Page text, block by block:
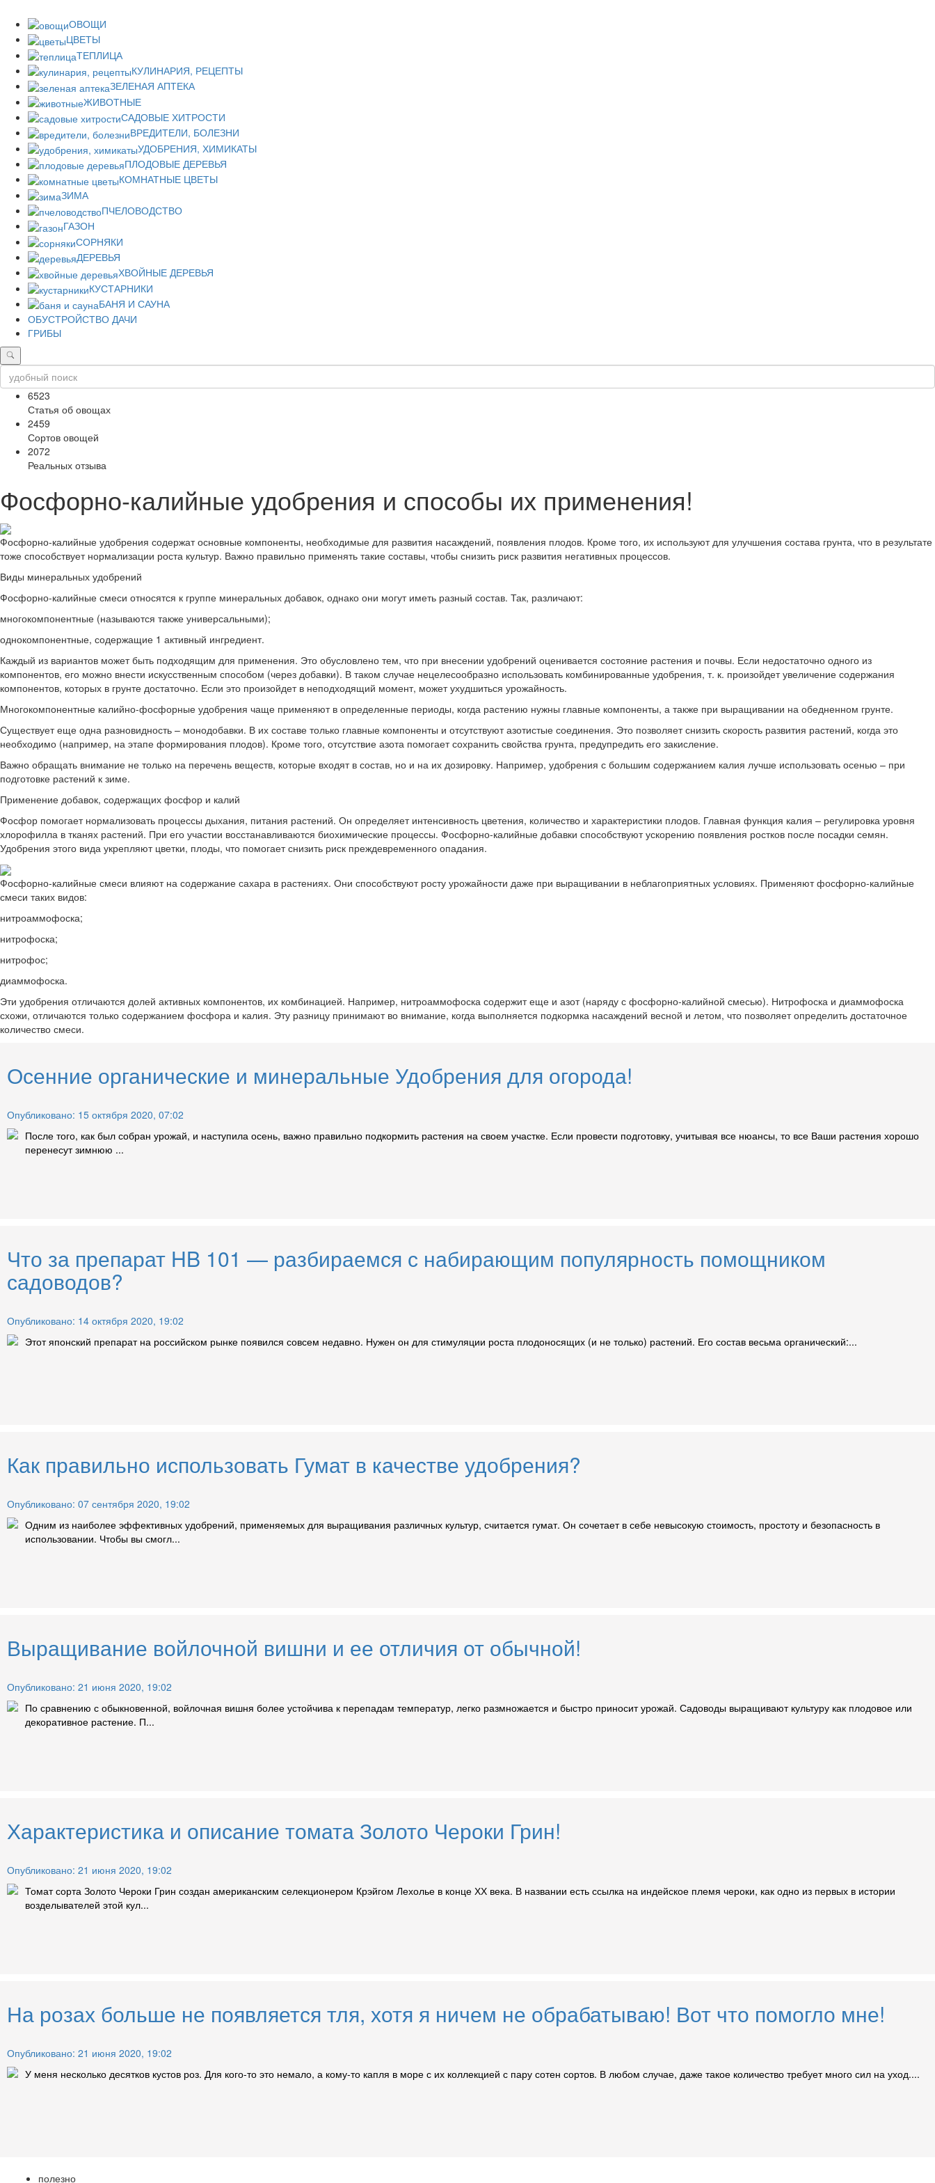
ОВОЩИ
ЦВЕТЫ
ТЕПЛИЦА
КУЛИНАРИЯ, РЕЦЕПТЫ
ЗЕЛЕНАЯ АПТЕКА
ЖИВОТНЫЕ
САДОВЫЕ ХИТРОСТИ
ВРЕДИТЕЛИ, БОЛЕЗНИ
УДОБРЕНИЯ, ХИМИКАТЫ
ПЛОДОВЫЕ ДЕРЕВЬЯ
КОМНАТНЫЕ ЦВЕТЫ
ЗИМА
ПЧЕЛОВОДСТВО
ГАЗОН
СОРНЯКИ
ДЕРЕВЬЯ
ХВОЙНЫЕ ДЕРЕВЬЯ
КУСТАРНИКИ
БАНЯ И САУНА
ОБУСТРОЙСТВО ДАЧИ
ГРИБЫ
6523
Статья об овощах
2459
Сортов овощей
2072
Реальных отзыва
Фосфорно-калийные удобрения и способы их применения!
Фосфорно-калийные удобрения содержат основные компоненты, необходимые для развития насаждений, появления плодов. Кроме того, их используют для улучшения состава грунта, что в результате
тоже способствует нормализации роста культур. Важно правильно применять такие составы, чтобы снизить риск развития негативных процессов.
Виды минеральных удобрений
Фосфорно-калийные смеси относятся к группе минеральных добавок, однако они могут иметь разный состав. Так, различают:
многокомпонентные (называются также универсальными);
однокомпонентные, содержащие 1 активный ингредиент.
Каждый из вариантов может быть подходящим для применения. Это обусловлено тем, что при внесении удобрений оценивается состояние растения и почвы. Если недостаточно одного из
компонентов, его можно внести искусственным способом (через добавки). В таком случае нецелесообразно использовать комбинированные удобрения, т. к. произойдет увеличение содержания
компонентов, которых в грунте достаточно. Если это произойдет в неподходящий момент, может ухудшиться урожайность.
Многокомпонентные калийно-фосфорные удобрения чаще применяют в определенные периоды, когда растению нужны главные компоненты, а также при выращивании на обедненном грунте.
Существует еще одна разновидность – монодобавки. В их составе только главные компоненты и отсутствуют азотистые соединения. Это позволяет снизить скорость развития растений, когда это
необходимо (например, на этапе формирования плодов). Кроме того, отсутствие азота помогает сохранить свойства грунта, предупредить его закисление.
Важно обращать внимание не только на перечень веществ, которые входят в состав, но и на их дозировку. Например, удобрения с большим содержанием калия лучше использовать осенью – при
подготовке растений к зиме.
Применение добавок, содержащих фосфор и калий
Фосфор помогает нормализовать процессы дыхания, питания растений. Он определяет интенсивность цветения, количество и характеристики плодов. Главная функция калия – регулировка уровня
хлорофилла в тканях растений. При его участии восстанавливаются биохимические процессы. Фосфорно-калийные добавки способствуют ускорению появления ростков после посадки семян.
Удобрения этого вида укрепляют цветки, плоды, что помогает снизить риск преждевременного опадания.
Фосфорно-калийные смеси влияют на содержание сахара в растениях. Они способствуют росту урожайности даже при выращивании в неблагоприятных условиях. Применяют фосфорно-калийные
смеси таких видов:
нитроаммофоска;
нитрофоска;
нитрофос;
диаммофоска.
Эти удобрения отличаются долей активных компонентов, их комбинацией. Например, нитроаммофоска содержит еще и азот (наряду с фосфорно-калийной смесью). Нитрофоска и диаммофоска
схожи, отличаются только содержанием фосфора и калия. Эту разницу принимают во внимание, когда выполняется подкормка насаждений весной и летом, что позволяет определить достаточное
количество смеси.
Осенние органические и минеральные Удобрения для огорода!
Опубликовано: 15 октября 2020, 07:02
После того, как был собран урожай, и наступила осень, важно правильно подкормить растения на своем участке. Если провести подготовку, учитывая все нюансы, то все Ваши растения хорошо
перенесут зимнюю ...
Что за препарат HB 101 — разбираемся с набирающим популярность помощником
садоводов?
Опубликовано: 14 октября 2020, 19:02
Этот японский препарат на российском рынке появился совсем недавно. Нужен он для стимуляции роста плодоносящих (и не только) растений. Его состав весьма органический:...
Как правильно использовать Гумат в качестве удобрения?
Опубликовано: 07 сентября 2020, 19:02
Одним из наиболее эффективных удобрений, применяемых для выращивания различных культур, считается гумат. Он сочетает в себе невысокую стоимость, простоту и безопасность в
использовании. Чтобы вы смогл...
Выращивание войлочной вишни и ее отличия от обычной!
Опубликовано: 21 июня 2020, 19:02
По сравнению с обыкновенной, войлочная вишня более устойчива к перепадам температур, легко размножается и быстро приносит урожай. Садоводы выращивают культуру как плодовое или
декоративное растение. П...
Характеристика и описание томата Золото Чероки Грин!
Опубликовано: 21 июня 2020, 19:02
Томат сорта Золото Чероки Грин создан американским селекционером Крэйгом Лехолье в конце ХХ века. В названии есть ссылка на индейское племя чероки, как одно из первых в истории
возделывателей этой кул...
На розах больше не появляется тля, хотя я ничем не обрабатываю! Вот что помогло мне!
Опубликовано: 21 июня 2020, 19:02
У меня несколько десятков кустов роз. Для кого-то это немало, а кому-то капля в море с их коллекцией с пару сотен сортов. В любом случае, даже такое количество требует много сил на уход....
полезно